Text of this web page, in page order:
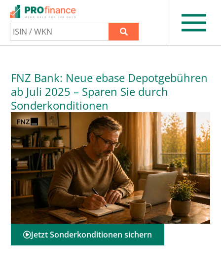
FNZ Bank: Neue ebase Depotgebühren
ab Juli 2025 – Sparen Sie durch
Sonderkonditionen
Jetzt Sonderkonditionen sichern